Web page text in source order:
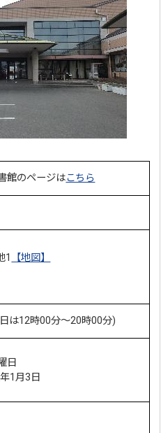
館のページはこちら
1
【地図】
は12時00分～20時00分)
日
1月3日